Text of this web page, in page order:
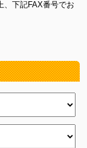
、下記FAX番号でお